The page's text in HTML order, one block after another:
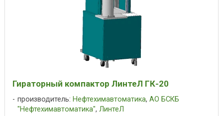
Гираторный компактор ЛинтеЛ ГК-20
производитель: Нефтехимавтоматика, АО БСКБ
"Нефтехимавтоматика", ЛинтеЛ